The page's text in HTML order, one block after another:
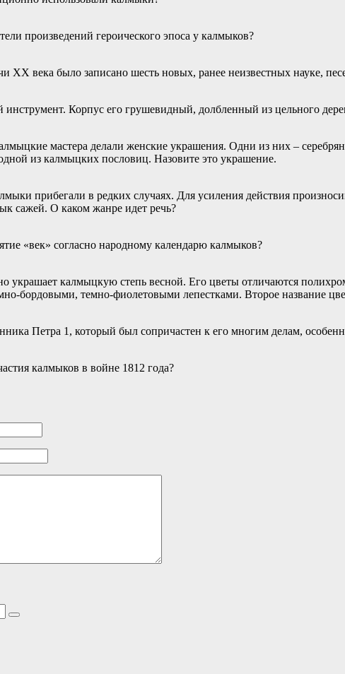
произведений героического эпоса у калмыков?
ХХ века было записано шесть новых, ранее неизвестных науке,
Корпус его грушевидный, долбленный из цельного
мастера делали женские украшения. Одни из них –
из калмыцких пословиц. Назовите это украшение.
прибегали в редких случаях. Для усиления действия
сажей. О каком жанре идет речь?
«век» согласно народному календарю калмыков?
украшает калмыцкую степь весной. Его цветы отличаются
бордовыми, темно-фиолетовыми лепестками. Второе название
Петра 1, который был сопричастен к его многим делам,
калмыков в войне 1812 года?